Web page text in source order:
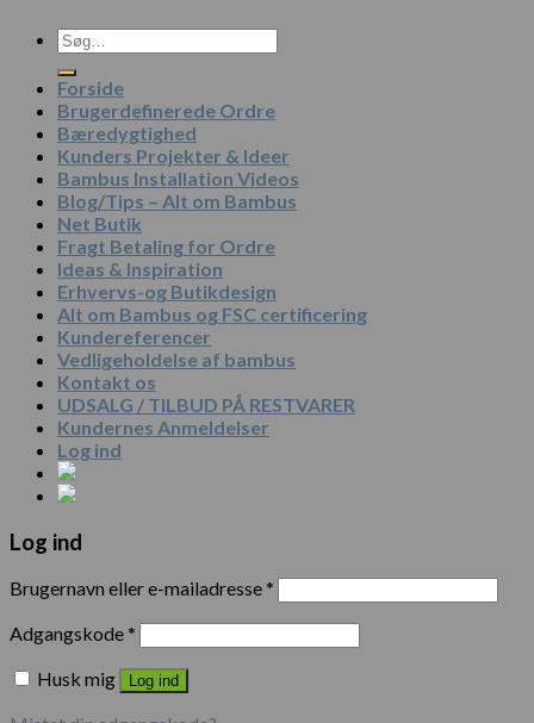
Søg
efter:
Forside
Brugerdefinerede Ordre
Bæredygtighed
Kunders Projekter & Ideer
Bambus Installation Videos
Blog/Tips – Alt om Bambus
Net Butik
Fragt Betaling for Ordre
Ideas & Inspiration
Erhvervs-og Butikdesign
Alt om Bambus og FSC certificering
Kundereferencer
Vedligeholdelse af bambus
Kontakt os
UDSALG / TILBUD PÅ RESTVARER
Kundernes Anmeldelser
Log ind
Log ind
Brugernavn eller e-mailadresse*
Adgangskode*
Husk mig
Log ind